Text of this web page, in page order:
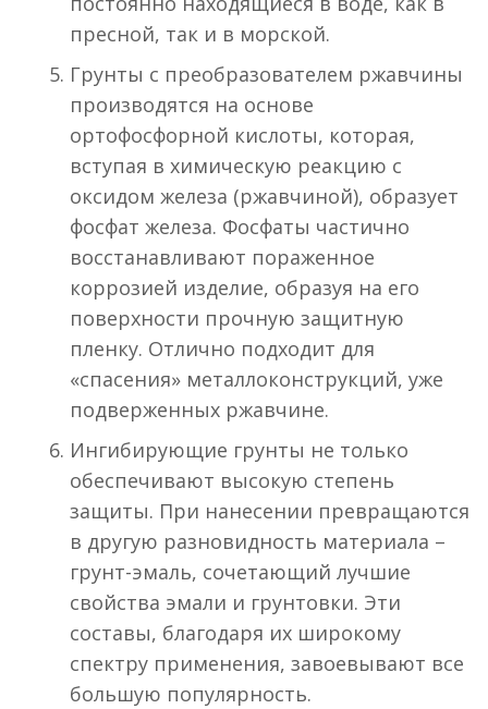
пресной, так и в морской.
Грунты с преобразователем ржавчины
производятся на основе
ортофосфорной кислоты, которая,
вступая в химическую реакцию с
оксидом железа (ржавчиной), образует
фосфат железа. Фосфаты частично
восстанавливают пораженное
коррозией изделие, образуя на его
поверхности прочную защитную
пленку. Отлично подходит для
«спасения» металлоконструкций, уже
подверженных ржавчине.
Ингибирующие грунты не только
обеспечивают высокую степень
защиты. При нанесении превращаются
в другую разновидность материала –
грунт-эмаль, сочетающий лучшие
свойства эмали и грунтовки. Эти
составы, благодаря их широкому
спектру применения, завоевывают все
большую популярность.